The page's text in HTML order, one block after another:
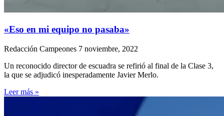
«Eso en mi equipo no pasaba»
Redacción Campeones 7 noviembre, 2022
Un reconocido director de escuadra se refirió al final de la Clase 3,
la que se adjudicó inesperadamente Javier Merlo.
Leer más »